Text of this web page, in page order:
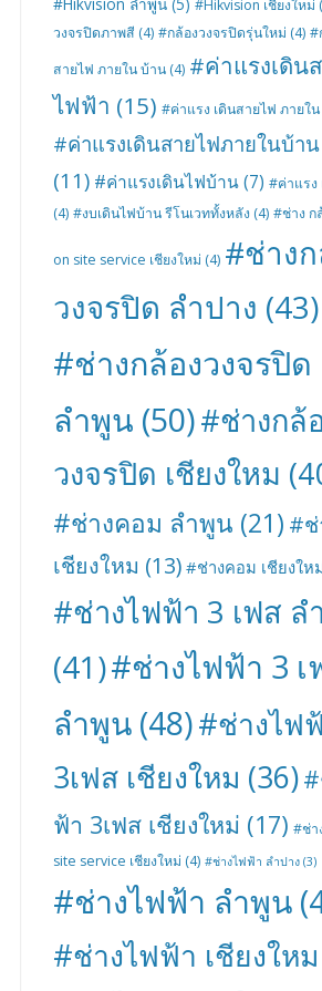
#Hikvision เชียงใหม่
วงจรปิดภาพสี (4) #กล้องวงจรปิดรุ่นใหม่ (4) #
สายไฟ ภายใน บ้าน (4) #ค่าแรงเดิน
ไฟฟ้า (15) #ค่าแรง เดินสายไฟ ภายใ
#ค่าแรงเดินสายไฟภายในบ้า
(11) #ค่าแรงเดินไฟบ้าน(7) #ค่าแรง
(4) #งบเดินไฟบ้าน รีโนเวททั้งหลัง (4) #ช่าง ก
on site service เชียงใหม่ (4) #ช่าง
วงจรปิด ลำปาง (43)
#ช่างกล้องวงจรปิด
ลำพูน (50)#ช่างกล้
วงจรปิด เชียงใหม
#ช่างคอม ลำพูน (21) #ช่
เชียงใหม (13) #ช่างคอม เชียงให
#ช่างไฟฟ้า 3 เฟส ล
(41)#ช่างไฟฟ้า 3 เ
ลำพูน (48)#ช่างไฟ
3เฟส เชียงใหม (36)
ฟ้า 3เฟส เชียงใหม่ (17) #ช่า
site service เชียงใหม่ (4) #ช่างไฟฟ้า ลำปาง (3)
#ช่างไฟฟ้า ลำพูน
#ช่างไฟฟ้า เชียงใหม